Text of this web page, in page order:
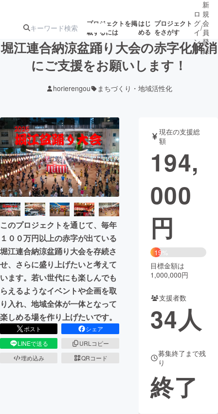
プロジェクトを掲
載するには
はじ
める
プロジェクト
をさがす
ターン
ジェクト
募集終了が近いプ
ロジェクト
アート・写真 音楽
テクノロジー・ガジェット ゲーム・サ
映像・映画
ビジネス・起業
まちづくり・地域活性化
CAMPFIRE for Social Good
CAMPFIRE Creation
CAMPFIREふるさと納税machi-ya コミュニティ
ロ
グ
イ
ン
/
新
規
会
員
登
録
堀江連合納涼盆踊り大会の赤字化解消
にご支援をお願いします！
horierengou まちづくり・地域活性化
このプロジェクトを通じて、毎年
１００万円以上の赤字が出ている
堀江連合納涼盆踊り大会を存続さ
せ、さらに盛り上げたいと考えて
います。若い世代にも楽しんでも
らえるようなイベントや企画を取
り入れ、地域全体が一体となって
楽しめる場を作り上げたいです。
ポスト
シェア
LINEで送る
URLコピー
埋め込み
QRコード
現在の支援総
額
194,
000
円
19%
目標金額は
1,000,000円
支援者数
34人
募集終了まで残
り
終了